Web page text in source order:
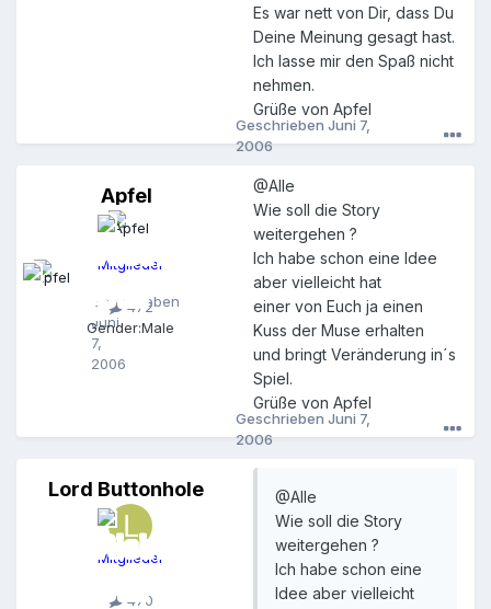
Es war nett von Dir, dass Du
Deine Meinung gesagt hast.
Ich lasse mir den Spaß nicht
nehmen.
Grüße von Apfel
A
p
f
Geschrieben
Juni
7,
2006
Apfel
Mitglieder
472
Gender:Male
Geschrieben Juni 7,
2006
@Alle
Wie soll die Story
weitergehen ?
Ich habe schon eine Idee
aber vielleicht hat
einer von Euch ja einen
Kuss der Muse erhalten
und bringt Veränderung in´s
Spiel.
Grüße von Apfel
L
o
r
B
Lord Buttonhole
Mitglieder
470
Geschrieben Juni 7,
2006
@Alle
Wie soll die Story
weitergehen ?
Ich habe schon eine
Idee aber vielleicht